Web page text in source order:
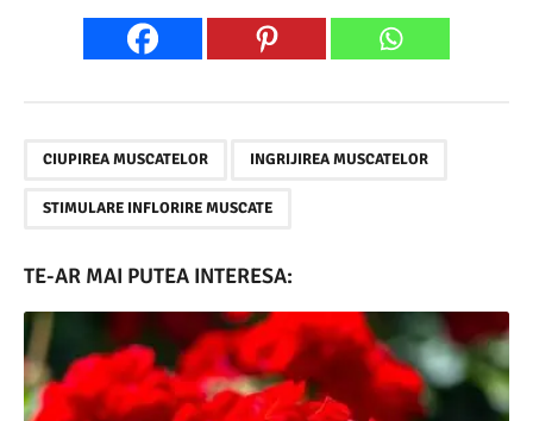
CIUPIREA MUSCATELOR INGRIJIREA MUSCATELOR
STIMULARE INFLORIRE MUSCATE
TE-AR MAI PUTEA INTERESA: